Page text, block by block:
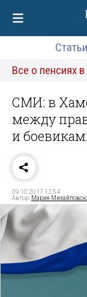
Статьи
Все о пенсиях
СМИ: в
между
и
09.10.2017 12:54
Автор: Мария